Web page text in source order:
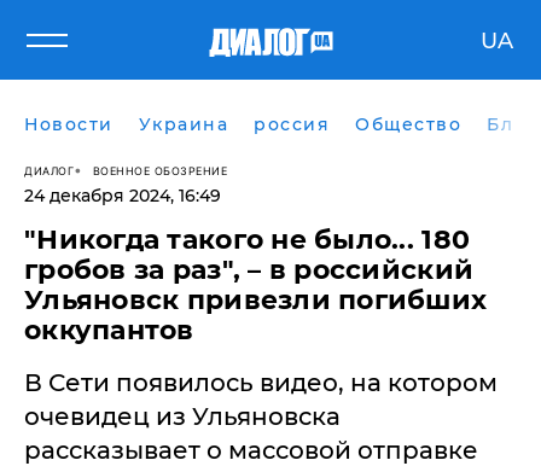
UA
Новости Украина россия Общество
ДИАЛОГ ВОЕННОЕ ОБОЗРЕНИЕ
24 декабря 2024, 16:49
"Никогда такого не было... 180
гробов за раз", – в российский
Ульяновск привезли погибших
оккупантов
В Сети появилось видео, на котором
очевидец из Ульяновска
рассказывает о массовой отправке